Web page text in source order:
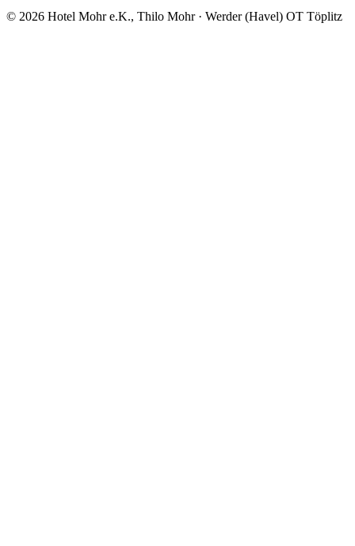
© 2026 Hotel Mohr e.K., Thilo Mohr · Werder (Havel) OT Töplitz